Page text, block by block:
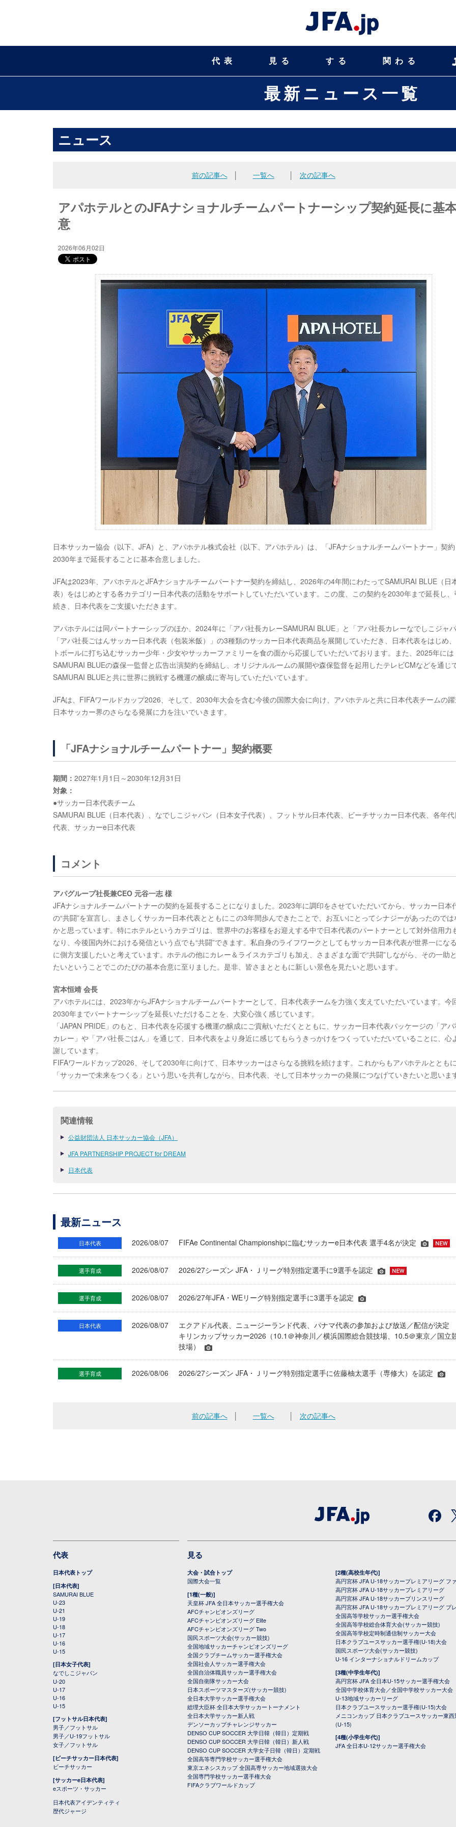
代表 見る する 関わる
最新ニュース一覧
ニュース
前の記事へ│ 一覧へ 次の記事へ
アパホテルとのJFAナショナルチームパートナーシップ契約延長に基
意
2026年06月02日
日本サッカー協会（以下、JFA）と、アパホテル株式会社（以下、アパホテル）は、「JFAナショナルチームパートナー」契
2030年まで延長することに基本合意しました。
JFAは2023年、アパホテルとJFAナショナルチームパートナー契約を締結し、2026年の4年間にわたってSAMURAI BLUE（日
表）をはじめとする各カテゴリー日本代表の活動をサポートしていただいています。この度、この契約を2030年まで延長し、
続き、日本代表をご支援いただきます。
アパホテルには同パートナーシップのほか、2024年に「アパ社長カレーSAMURAI BLUE」と「アパ社長カレーなでしこジャ
「アパ社長ごはんサッカー日本代表（包装米飯）」の3種類のサッカー日本代表商品を展開していただき、日本代表をはじめ
トボールに打ち込むサッカー少年・少女やサッカーファミリーを食の面から応援していただいております。また、2025年には
SAMURAI BLUEの森保一監督と広告出演契約を締結し、オリジナルルームの展開や森保監督を起用したテレビCMなどを通じ
SAMURAI BLUEと共に世界に挑戦する機運の醸成に寄与していただいています。
JFAは、FIFAワールドカップ2026、そして、2030年大会を含む今後の国際大会に向け、アパホテルと共に日本代表チームの
日本サッカー界のさらなる発展に力を注いでいきます。
「JFAナショナルチームパートナー」契約概要
期間： 2027年1月1日～2030年12月31日
対象：
●サッカー日本代表チーム
SAMURAI BLUE（日本代表）、なでしこジャパン（日本女子代表）、フットサル日本代表、ビーチサッカー日本代表、各年
代表、サッカーe日本代表
コメント
アパグループ社長兼CEO 元谷一志 様
JFAナショナルチームパートナーの契約を延長することになりました。2023年に調印をさせていただいてから、サッカー日本
の“共闘”を宣言し、まさしくサッカー日本代表とともにこの3年間歩んできたことで、お互いにとってシナジーがあったのでは
かと思っています。特にホテルというカテゴリは、世界中のお客様をお迎えする中で日本代表のパートナーとして対外信用力
なり、今後国内外における発信という点でも“共闘”できます。私自身のライフワークとしてもサッカー日本代表が世界一にな
に側方支援したいと考えています。ホテルの他にカレー＆ライスカテゴリも加え、さまざまな面で“共闘”しながら、その一助
たいということでこのたびの基本合意に至りました。是非、皆さまとともに新しい景色を見たいと思います。
宮本恒靖 会長
アパホテルには、2023年からJFAナショナルチームパートナーとして、日本代表チームを力強く支えていただいています。今
2030年までパートナーシップを延長いただけることを、大変心強く感じています。
「JAPAN PRIDE」のもと、日本代表を応援する機運の醸成にご貢献いただくとともに、サッカー日本代表パッケージの「ア
カレー」や「アパ社長ごはん」を通じて、日本代表をより身近に感じてもらうきっかけをつくっていただいていることに、心
謝しています。
FIFAワールドカップ2026、そして2030年に向けて、日本サッカーはさらなる挑戦を続けます。これからもアパホテルととも
「サッカーで未来をつくる」という思いを共有しながら、日本代表、そして日本サッカーの発展につなげていきたいと思いま
関連情報
公益財団法人 日本サッカー協会（JFA）
JFA PARTNERSHIP PROJECT for DREAM
日本代表
最新ニュース
日本代表 2026/08/07 FIFAe Continental Championshipに臨むサッカーe日本代表 選手4名が決定
選手育成 2026/08/07 2026/27シーズン JFA・Ｊリーグ特別指定選手に9選手を認定
選手育成 2026/08/07 2026/27年JFA・WEリーグ特別指定選手に3選手を認定
日本代表 2026/08/07
エクアドル代表、ニュージーランド代表、パナマ代表の参加および放送／配信が決定
キリンカップサッカー2026（10.1＠神奈川／横浜国際総合競技場、10.5＠東京／国立
技場）
選手育成 2026/08/06 2026/27シーズン JFA・Ｊリーグ特別指定選手に佐藤柚太選手（専修大）を認定
前の記事へ│ 一覧へ 次の記事へ
代表
日本代表トップ
[日本代表]
SAMURAI BLUE
U-23
U-21
U-19
U-18
U-17
U-16
U-15
[日本女子代表]
なでしこジャパン
U-20
U-17
U-16
U-15
[フットサル日本代表]
男子／フットサル
男子／U-19フットサル
女子／フットサル
[ビーチサッカー日本代表]
ビーチサッカー
[サッカーe日本代表]
eスポーツ・サッカー
日本代表アイデンティティ
歴代ジャージ
見る
大会・試合トップ
国際大会一覧
[1種(一般)]
天皇杯 JFA 全日本サッカー選手権大会
AFCチャンピオンズリーグ
AFCチャンピオンズリーグ Elite
AFCチャンピオンズリーグ Two
国民スポーツ大会(サッカー競技)
全国地域サッカーチャンピオンズリーグ
全国クラブチームサッカー選手権大会
全国社会人サッカー選手権大会
全国自治体職員サッカー選手権大会
全国自衛隊サッカー大会
日本スポーツマスターズ(サッカー競技)
全日本大学サッカー選手権大会
総理大臣杯 全日本大学サッカートーナメント
全日本大学サッカー新人戦
デンソーカップチャレンジサッカー
DENSO CUP SOCCER 大学日韓（韓日）定期戦
DENSO CUP SOCCER 大学日韓（韓日）新人戦
DENSO CUP SOCCER 大学女子日韓（韓日）定期戦
全国高等専門学校サッカー選手権大会
東京エネシスカップ 全国高専サッカー地域選抜大会
全国専門学校サッカー選手権大会
FIFAクラブワールドカップ
[2種(高校生年代)]
高円宮杯 JFA U-18サッカープレミアリーグ フ
高円宮杯 JFA U-18サッカープレミアリーグ
高円宮杯 JFA U-18サッカープリンスリーグ
高円宮杯 JFA U-18サッカープレミアリーグ プ
全国高等学校サッカー選手権大会
全国高等学校総合体育大会(サッカー競技)
全国高等学校定時制通信制サッカー大会
日本クラブユースサッカー選手権(U-18)大会
国民スポーツ大会(サッカー競技)
U-16 インターナショナルドリームカップ
[3種(中学生年代)]
高円宮杯 JFA 全日本U-15サッカー選手権大会
全国中学校体育大会／全国中学校サッカー大会
U-13地域サッカーリーグ
日本クラブユースサッカー選手権(U-15)大会
メニコンカップ 日本クラブユースサッカー東
(U-15)
[4種(小学生年代)]
JFA 全日本U-12サッカー選手権大会